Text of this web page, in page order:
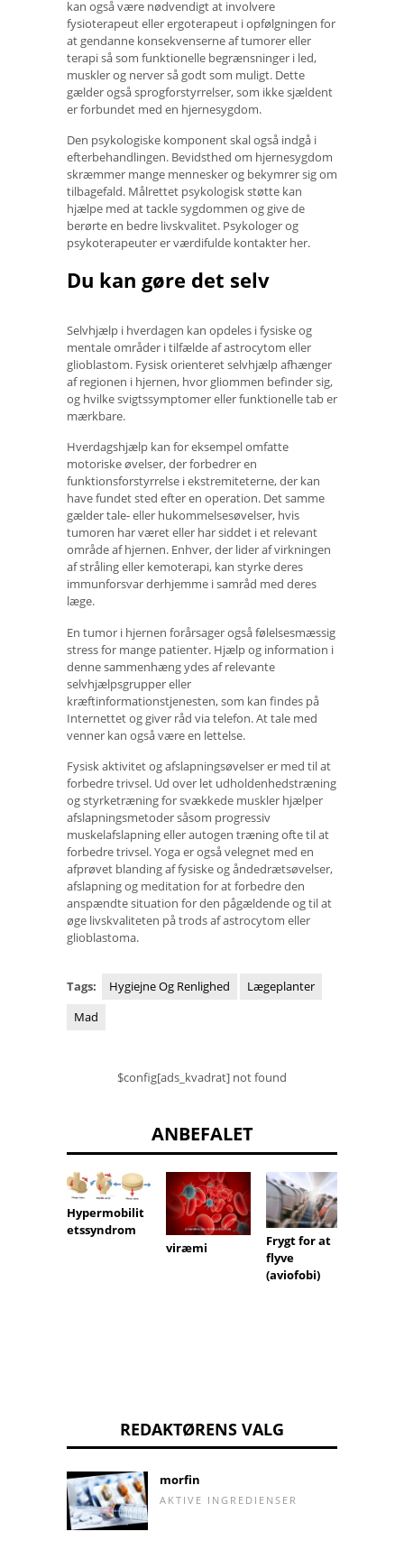
kan også være nødvendigt at involvere
fysioterapeut eller ergoterapeut i opfølgningen for
at gendanne konsekvenserne af tumorer eller
terapi så som funktionelle begrænsninger i led,
muskler og nerver så godt som muligt. Dette
gælder også sprogforstyrrelser, som ikke sjældent
er forbundet med en hjernesygdom.
Den psykologiske komponent skal også indgå i
efterbehandlingen. Bevidsthed om hjernesygdom
skræmmer mange mennesker og bekymrer sig om
tilbagefald. Målrettet psykologisk støtte kan
hjælpe med at tackle sygdommen og give de
berørte en bedre livskvalitet. Psykologer og
psykoterapeuter er værdifulde kontakter her.
Du kan gøre det selv
Selvhjælp i hverdagen kan opdeles i fysiske og
mentale områder i tilfælde af astrocytom eller
glioblastom. Fysisk orienteret selvhjælp afhænger
af regionen i hjernen, hvor gliommen befinder sig,
og hvilke svigtssymptomer eller funktionelle tab er
mærkbare.
Hverdagshjælp kan for eksempel omfatte
motoriske øvelser, der forbedrer en
funktionsforstyrrelse i ekstremiteterne, der kan
have fundet sted efter en operation. Det samme
gælder tale- eller hukommelsesøvelser, hvis
tumoren har været eller har siddet i et relevant
område af hjernen. Enhver, der lider af virkningen
af ​​stråling eller kemoterapi, kan styrke deres
immunforsvar derhjemme i samråd med deres
læge.
En tumor i hjernen forårsager også følelsesmæssig
stress for mange patienter. Hjælp og information i
denne sammenhæng ydes af relevante
selvhjælpsgrupper eller
kræftinformationstjenesten, som kan findes på
Internettet og giver råd via telefon. At tale med
venner kan også være en lettelse.
Fysisk aktivitet og afslapningsøvelser er med til at
forbedre trivsel. Ud over let udholdenhedstræning
og styrketræning for svækkede muskler hjælper
afslapningsmetoder såsom progressiv
muskelafslapning eller autogen træning ofte til at
forbedre trivsel. Yoga er også velegnet med en
afprøvet blanding af fysiske og åndedrætsøvelser,
afslapning og meditation for at forbedre den
anspændte situation for den pågældende og til at
øge livskvaliteten på trods af astrocytom eller
glioblastoma.
Tags: Hygiejne Og Renlighed
Lægeplanter
Mad
$config[ads_kvadrat] not found
ANBEFALET
Hypermobilit
etssyndrom
viræmi
Frygt for at
flyve
(aviofobi)
REDAKTØRENS VALG
morfin
AKTIVE INGREDIENSER